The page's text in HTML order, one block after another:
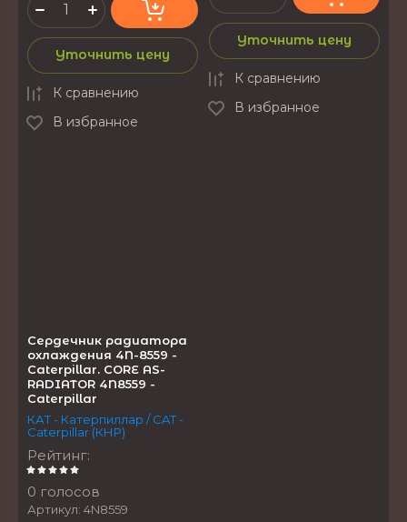
Уточнить цену
К сравнению
В избранное
Уточнить цену
К сравнению
В избранное
Сердечник радиатора
охлаждения 4N-8559 -
Caterpillar. CORE AS-
RADIATOR 4N8559 -
Caterpillar
КАТ - Катерпиллар / CAT -
Caterpillar (КНР)
Рейтинг:
0 голосов
Артикул: 4N8559